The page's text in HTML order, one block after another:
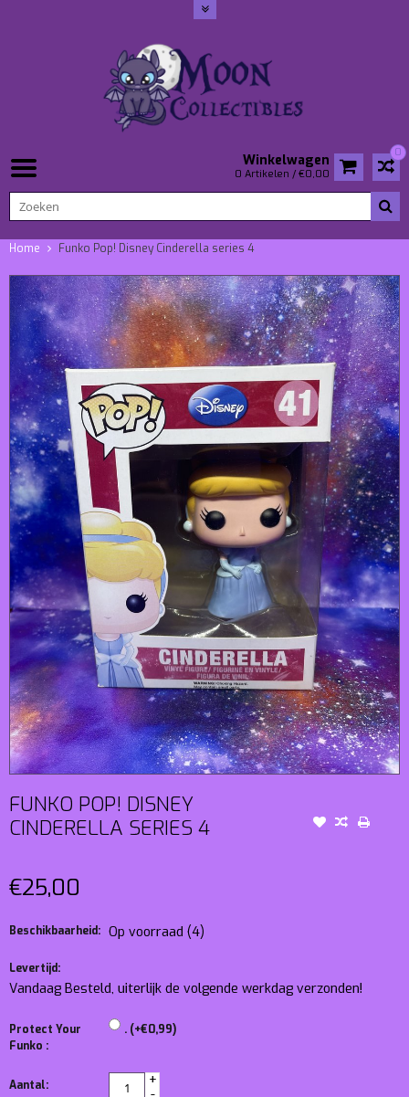
0
Winkelwagen
0 Artikelen / €0,00
Home Funko Pop! Disney Cinderella series 4
FUNKO POP! DISNEY
CINDERELLA SERIES 4
€25,00
Beschikbaarheid: Op voorraad (4)
Levertijd:
Vandaag Besteld, uiterlijk de volgende werkdag verzonden!
Protect Your
Funko :
. (+€0,99)
Aantal:
+